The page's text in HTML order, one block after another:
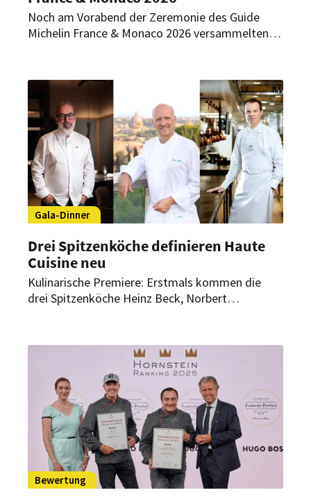
Noch am Vorabend der Zeremonie des Guide
Michelin France & Monaco 2026 versammelten
Das Event brachte einige der prägendsten
Persönlichkeiten der internationalen
Spitzengastronomie an einem Ort zusammen.
Gala-Dinner
Drei Spitzenköche definieren Haute
Cuisine neu
Kulinarische Premiere: Erstmals kommen die
drei Spitzenköche Heinz Beck, Norbert
in St. Moritz ein Gala-Menü, das Genuss und
Wohlbefinden ohne die klassischen Säulen der
Haute Cuisine vereinen soll.
Bewertung